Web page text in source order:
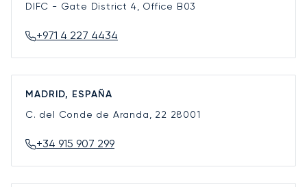
DIFC - Gate District 4, Office B03
+971 4 227 4434
MADRID, ESPAÑA
C. del Conde de Aranda, 22 28001
+34 915 907 299